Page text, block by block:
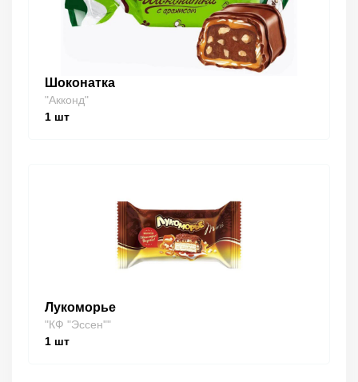
Шоконатка
"Акконд"
1 шт
Лукоморье
"КФ "Эссен""
1 шт